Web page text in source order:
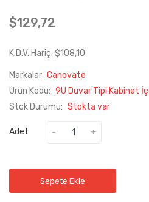
$129,72
K.D.V. Hariç: $108,10
Markalar Canovate
Ürün Kodu: 9U Duvar Tipi Kabinet
Stok Durumu: Stokta var
Adet
Sepete Ekle